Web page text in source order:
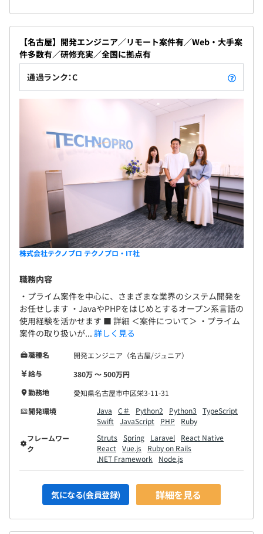
【名古屋】開発エンジニア／リモート案件有／Web・大手案
件多数有／研修充実／全国に拠点有
通過ランク：C
株式会社テクノプロ テクノプロ・IT社
職務内容
・プライム案件を中心に、さまざまな業界のシステム開発を
お任せします ・JavaやPHPをはじめとするオープン系言語の
使用経験を活かせます ■ 詳細 ＜案件について＞ ・プライム
案件の取り扱いが... 詳しく見る
職種名
開発エンジニア（名古屋/ジュニア）
給与
380万 〜 500万円
勤務地
愛知県名古屋市中区栄3-11-31
開発環境
Java C＃ Python2 Python3
TypeScript
Swift
JavaScript PHP
Ruby
フレームワー
ク
Struts Spring Laravel
React Native
React
Vue.js
Ruby on Rails
.NET Framework
Node.js
気になる(会員登録) 詳細を見る